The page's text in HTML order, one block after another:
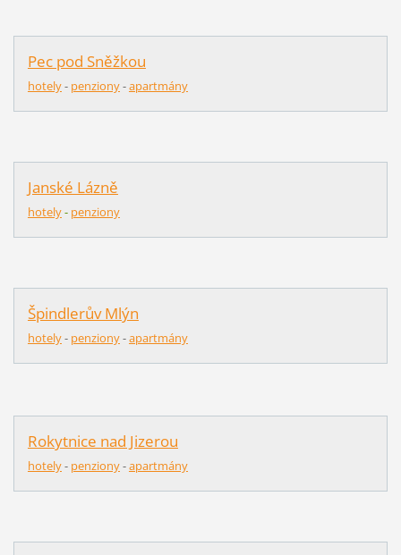
Pec pod Sněžkou
hotely- penziony-apartmány
Janské Lázně
hotely- penziony
Špindlerův Mlýn
hotely- penziony-apartmány
Rokytnice nad Jizerou
hotely- penziony-apartmány